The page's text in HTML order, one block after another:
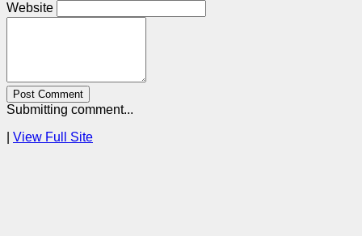
Website
Post Comment
Submitting comment...
View Full Site